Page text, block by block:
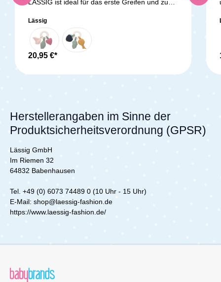
LÄSSIG ist ideal für das erste Greifen und zum
und Beobachtungssinn deines Babys ab dem 4.
Monat. Zugleich unterstützt der Beißring aus
Naturkautschuk dein Baby beim Zahnen und
den ersten Zähnchen. Mit dem Greifling kann
dein Baby durch Fühlen, Nuckeln und Greifen
Größe für kleine Babyhände. Lieferumfang: 1x
Lässig
20,95 €*
Herstellerangaben im Sinne der
Produktsicherheitsverordnung (GPSR)
Lässig GmbH
Im Riemen 32
64832 Babenhausen
Tel. +49 (0) 6073 74489 0 (10 Uhr - 15 Uhr)
E-Mail: shop@laessig-fashion.de
https://www.laessig-fashion.de/